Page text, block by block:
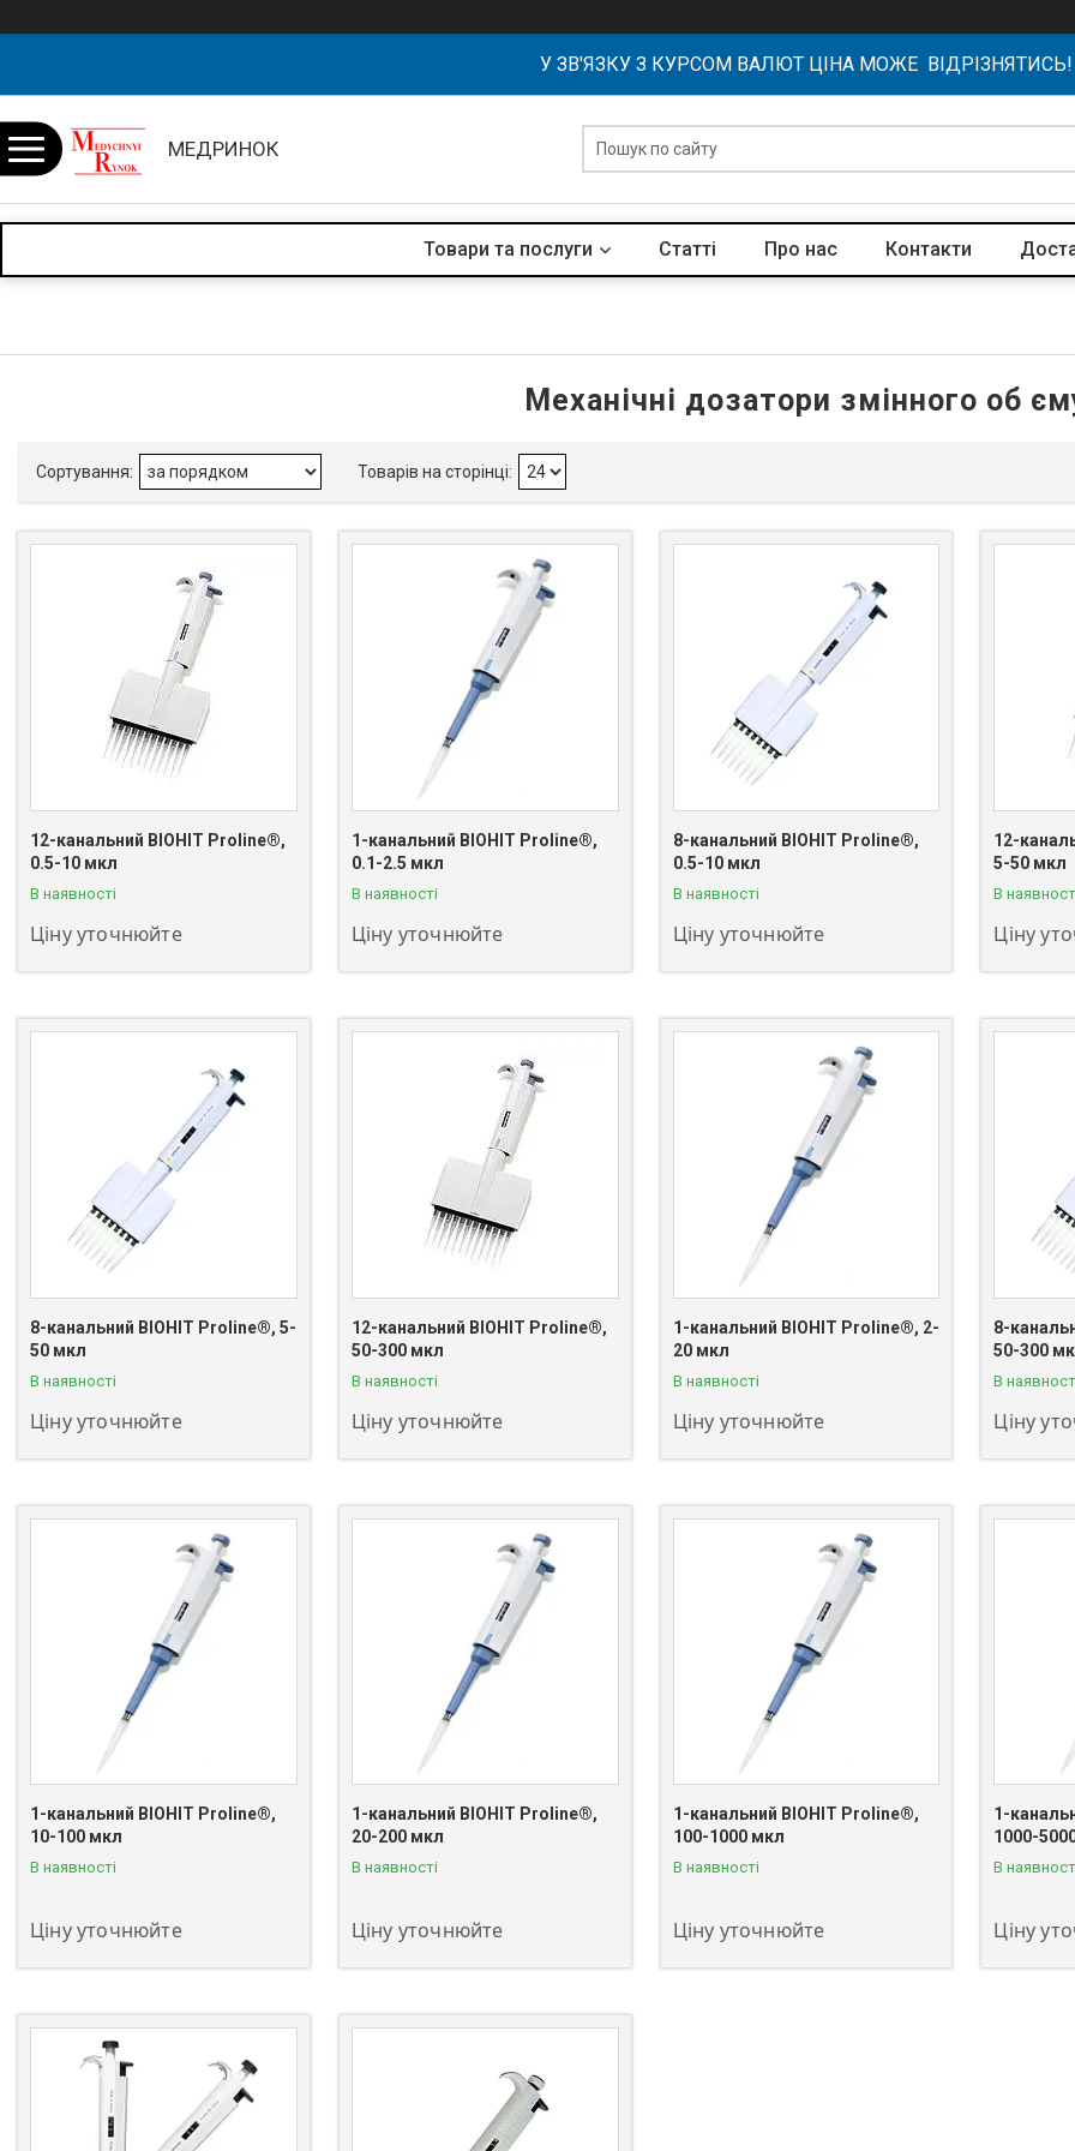
У ЗВ'ЯЗКУ З КУРСОМ ВАЛЮТ ЦІНА МОЖЕ ВІДРІЗНЯТИСЬ!
МЕДРИНОК
Товари та послуги Статті Про нас Контакти
Механічні дозатори змінного об
12-канальний BIOHIT Proline®,
0.5-10 мкл
В наявності
Ціну уточнюйте
+380 (63) 811-08-59
1-канальний BIOHIT Proline®,
0.1-2.5 мкл
В наявності
Ціну уточнюйте
+380 (63) 811-08-59
8-канальний BIOHIT Proline®,
0.5-10 мкл
В наявності
Ціну уточнюйте
+380 (63) 811-08-59
12-
5-50 мкл
В
Ціну
+380 (63)
8-канальний BIOHIT Proline®, 5-
50 мкл
В наявності
Ціну уточнюйте
+380 (63) 811-08-59
12-канальний BIOHIT Proline®,
50-300 мкл
В наявності
Ціну уточнюйте
+380 (63) 811-08-59
1-канальний BIOHIT Proline®, 2-
20 мкл
В наявності
Ціну уточнюйте
+380 (63) 811-08-59
8-
50-300
В
Ціну
+380 (63)
1-канальний BIOHIT Proline®,
10-100 мкл
В наявності
Ціну уточнюйте
1-канальний BIOHIT Proline®,
20-200 мкл
В наявності
Ціну уточнюйте
1-канальний BIOHIT Proline®,
100-1000 мкл
В наявності
Ціну уточнюйте
1-
1000-
В
Ціну